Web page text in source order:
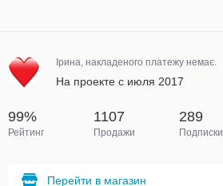
Ірина, накладеного платежу немає.
На проекте с июля 2017
99%
Рейтинг
1107
Продажи
289
Подписки
Перейти в магазин